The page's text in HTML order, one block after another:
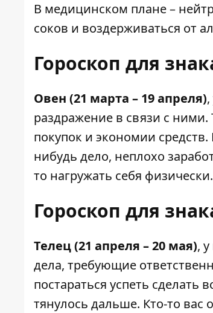
В медицинском плане –
соков и воздерживаться от
Гороскоп для
Овен (21 марта – 19 апреля)
раздражение в связи с ними.
покупок и экономии
нибудь дело, неплохо
то нагружать себя физически.
Гороскоп для
Телец (21 апреля – 20 мая),
дела, требующие
постараться успеть сделать
тянулось дальше. Кто-то вас